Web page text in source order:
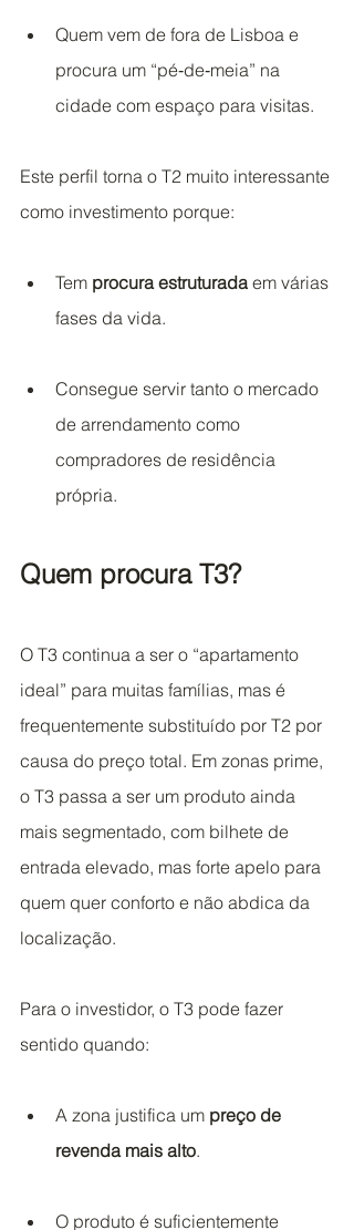
Quem vem de fora de Lisboa e
procura um “pé‑de‑meia” na
cidade com espaço para visitas.
Este perfil torna o T2 muito interessante
como investimento porque:
Tem procura estruturada em várias
fases da vida.
Consegue servir tanto o mercado
de arrendamento como
compradores de residência
própria.
Quem procura T3?
O T3 continua a ser o “apartamento
ideal” para muitas famílias, mas é
frequentemente substituído por T2 por
causa do preço total. Em zonas prime,
o T3 passa a ser um produto ainda
mais segmentado, com bilhete de
entrada elevado, mas forte apelo para
quem quer conforto e não abdica da
localização.
Para o investidor, o T3 pode fazer
sentido quando:
A zona justifica um preço de
revenda mais alto.
O produto é suficientemente